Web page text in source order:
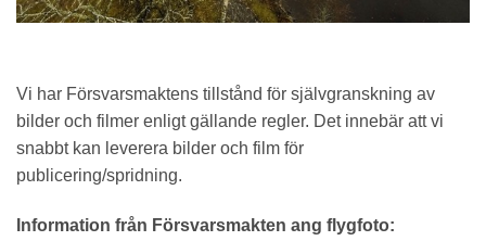
Vi har Försvarsmaktens tillstånd för självgranskning av
bilder och filmer enligt gällande regler. Det innebär att vi
snabbt kan leverera bilder och film för
publicering/spridning.
Information från Försvarsmakten ang flygfoto: